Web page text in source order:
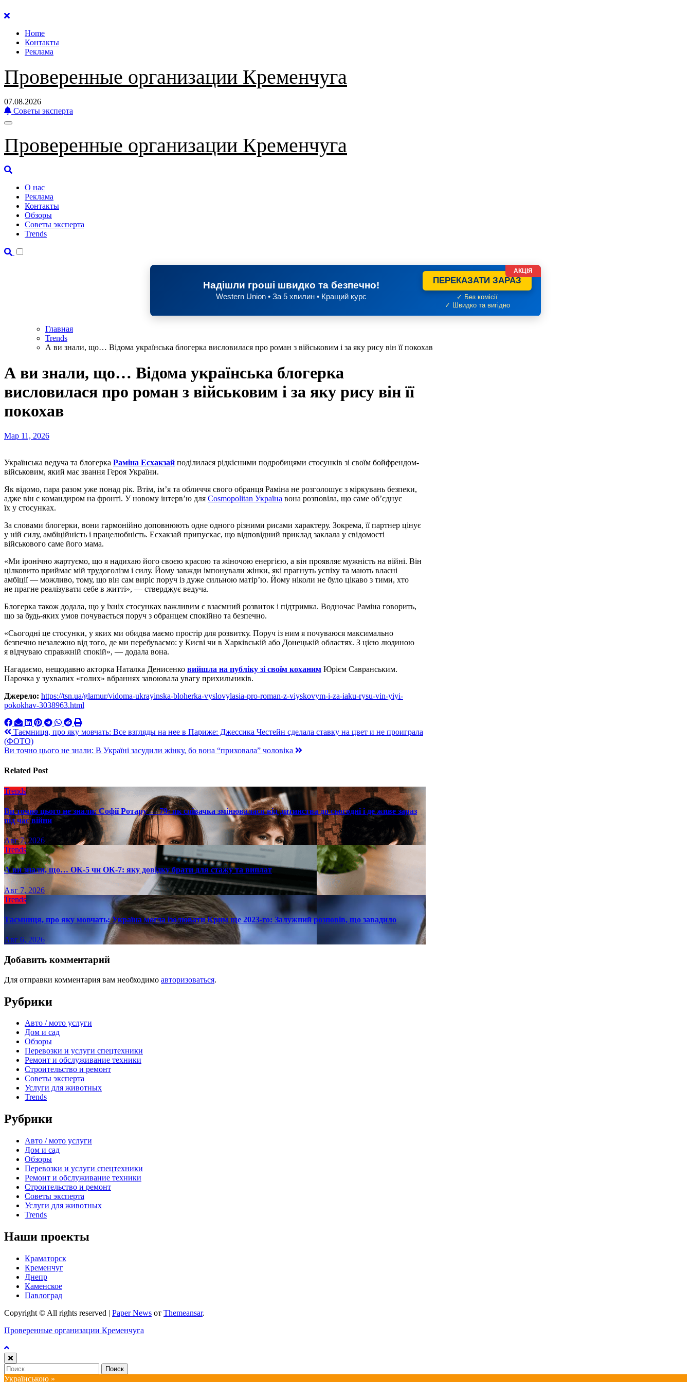
Перейти
содержанию
Home
Контакты
Реклама
Проверенные организации Кременчуга
07.08.2026
Советы эксперта
Проверенные организации Кременчуга
О нас
Реклама
Контакты
Обзоры
Советы эксперта
Trends
Надішли гроші швидко та безпечно!
Western Union • За 5 хвилин • Кращий курс
ПЕРЕКАЗАТИ ЗАРАЗ
✓ Без комісії
✓ Швидко та вигідно
АКЦІЯ
Главная
Trends
А ви знали, що… Відома українська блогерка висловилася про роман з військовим і за яку рису він її покохав
А ви знали, що… Відома українська блогерка
висловилася про роман з військовим і за яку рису він її
покохав
Мар 11, 2026
Українська ведуча та блогерка Раміна Есхакзай поділилася рідкісними подробицями стосунків зі своїм бойфрендом-
військовим, який має звання Героя України.
Як відомо, пара разом уже понад рік. Втім, ім’я та обличчя свого обранця Раміна не розголошує з міркувань безпеки,
адже він є командиром на фронті. У новому інтерв’ю для Cosmopolitan Україна вона розповіла, що саме об’єднує
їх у стосунках.
За словами блогерки, вони гармонійно доповнюють одне одного різними рисами характеру. Зокрема, її партнер цінує
у ній силу, амбіційність і працелюбність. Есхакзай припускає, що відповідний приклад заклала у свідомості
військового саме його мама.
«Ми іронічно жартуємо, що я надихаю його своєю красою та жіночою енергією, а він проявляє мужність на війні. Він
цілковито приймає мій трудоголізм і силу. Йому завжди імпонували жінки, які прагнуть успіху та мають власні
амбіції — можливо, тому, що він сам виріс поруч із дуже сильною матір’ю. Йому ніколи не було цікаво з тими, хто
не прагне реалізувати себе в житті», — стверджує ведуча.
Блогерка також додала, що у їхніх стосунках важливим є взаємний розвиток і підтримка. Водночас Раміна говорить,
що за будь-яких умов почувається поруч з обранцем спокійно та безпечно.
«Сьогодні це стосунки, у яких ми обидва маємо простір для розвитку. Поруч із ним я почуваюся максимально
безпечно незалежно від того, де ми перебуваємо: у Києві чи в Харківській або Донецькій областях. З цією людиною
я відчуваю справжній спокій», — додала вона.
Нагадаємо, нещодавно акторка Наталка Денисенко вийшла на публіку зі своїм коханим Юрієм Савранським.
Парочка у зухвалих «голих» вбраннях завоювала увагу прихильників.
Джерело: https://tsn.ua/glamur/vidoma-ukrayinska-bloherka-vyslovylasia-pro-roman-z-viyskovym-i-za-iaku-rysu-vin-yiyi-
pokokhav-3038963.html
Навигация
по
Таємниця, про яку мовчать: Все взгляды на нее в Париже: Джессика Честейн сделала ставку на цвет и не проиграла
(ФОТО)
Ви точно цього не знали: В Україні засудили жінку, бо вона “приховала” чоловіка
Related Post
Trends
Ви точно цього не знали: Софії Ротару — 79: як співачка змінювалася від дитинства до сьогодні і де живе зараз
під час війни
Авг 7, 2026
Trends
А ви знали, що… ОК-5 чи ОК-7: яку довідку брати для стажу та виплат
Авг 7, 2026
Trends
Таємниця, про яку мовчать: Україна могла ізолювати Крим ще 2023-го: Залужний розповів, що завадило
Авг 6, 2026
Добавить комментарий
Для отправки комментария вам необходимо авторизоваться.
Рубрики
Авто / мото услуги
Дом и сад
Обзоры
Перевозки и услуги спецтехники
Ремонт и обслуживание техники
Строительство и ремонт
Советы эксперта
Услуги для животных
Trends
Рубрики
Авто / мото услуги
Дом и сад
Обзоры
Перевозки и услуги спецтехники
Ремонт и обслуживание техники
Строительство и ремонт
Советы эксперта
Услуги для животных
Trends
Наши проекты
Краматорск
Кременчуг
Днепр
Каменское
Павлоград
Copyright © All rights reserved | Paper News от Themeansar.
Проверенные организации Кременчуга
Найти:
Українською »